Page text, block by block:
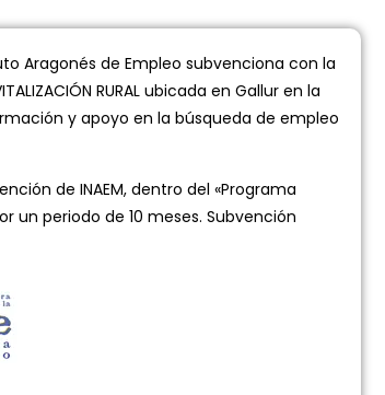
Aragonés de Empleo subvenciona con la
RURAL ubicada en Gallur en la
y apoyo en la búsqueda de empleo
de INAEM, dentro del «Programa
un periodo de 10 meses. Subvención